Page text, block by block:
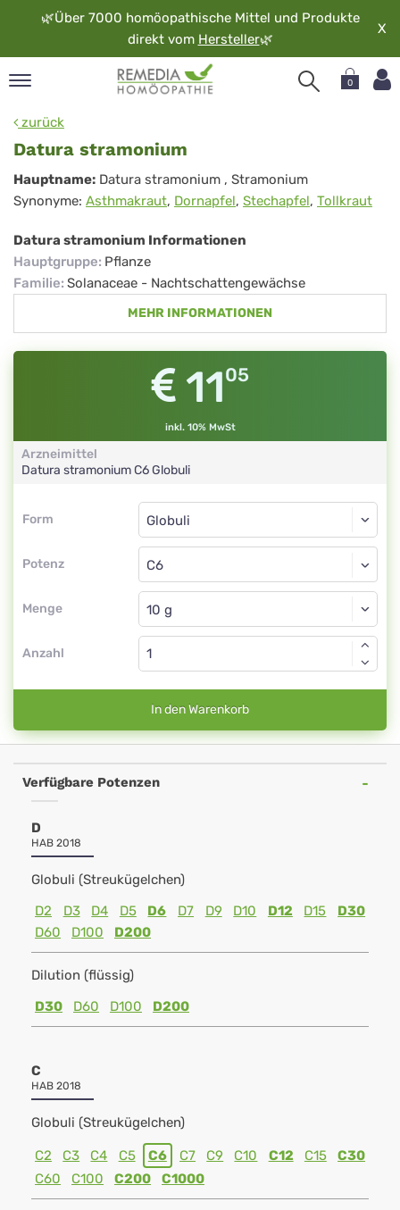
🌿Über 7000 homöopathische Mittel und Produkte
direkt vom Hersteller🌿
X
0
zurück
Datura stramonium
Datura
stramonium
Hauptname: Datura stramonium , Stramonium
Synonyme: Asthmakraut, Dornapfel, Stechapfel, Tollkraut
Datura stramonium Informationen
Hauptgruppe: Pflanze
Familie: Solanaceae - Nachtschattengewächse
MEHR INFORMATIONEN
1105
inkl. 10% MwSt
Arzneimittel
Datura stramoniumC6Globuli
Form
Form
Potenz
Globuli
C6
Menge
Globuli
Anzahl
In den Warenkorb
Verfügbare Potenzen
D
HAB 2018
Globuli (Streukügelchen)
D2
D3 D4 D5 D6 D7 D9 D10 D12 D15
D30
D60
D100 D200
Dilution (flüssig)
D30
D60 D100 D200
C
HAB 2018
Globuli (Streukügelchen)
C2 C3 C4 C5 C6 C7 C9 C10 C12 C15
C30
C60
C100 C200 C1000